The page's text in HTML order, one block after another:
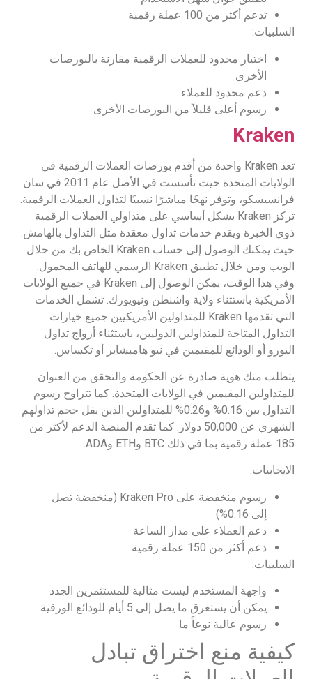
تدعم أكثر من 100 عملة رقمية
السلبيات:
اختيار محدود للعملات الرقمية مقارنة بالبورصات
الأخرى
دعم محدود للعملاء
رسوم أعلى قليلاً من البورصات الأخرى
Kraken
تعد Kraken واحدة من أقدم بورصات العملات الرقمية في
الولايات المتحدة حيث تأسست في الأصل عام 2011 في سان
فرانسيسكو، وتوفر نهجًا مباشرًا نسبيًا لتداول العملات الرقمية.
تركز Kraken بشكل أساسي على متداولي العملات الرقمية
ذوي الخبرة ويقدم خدمات تداول معقدة مثل التداول بالهامش.
حيث يمكنك الوصول إلى حساب Kraken الخاص بك من خلال
الويب ومن خلال تطبيق Kraken الرسمي للهاتف المحمول.
وفي هذا الوقت، يمكن الوصول إلى Kraken في جميع الولايات
الأمريكية باستثناء ولاية واشنطن ونيويورك. تشمل الخدمات
التي تقدمها Kraken للمتداولين الأمريكيين جميع خيارات
التداول المتاحة للمتداولين الدوليين، باستثناء أزواج تداول
اليورو أو الودائع للمقيمين في نيو هامبشاير أو تكساس.
يتطلب منك هوية صادرة عن الحكومة والتحقق من العنوان
للمتداولين المقيمين في الولايات المتحدة. كما تتراوح رسوم
التداول بين 0.16% و0.26% للمتداولين الذين يقل حجم تداولهم
الشهري عن 50,000 دولار. كما تقدم المنصة الدعم لأكثر من
185 عملة رقمية بما في ذلك BTC وETH وADA.
الايجابيات:
رسوم منخفضة على Kraken Pro (منخفضة تصل
إلى 0.16%)
دعم العملاء على مدار الساعة
دعم أكثر من 150 عملة رقمية
السلبيات:
واجهة المستخدم ليست مثالية للمستثمرين الجدد
يمكن أن يستغرق ما يصل إلى 5 أيام للودائع الورقية
رسوم عالية نوعاً ما
كيفية منع اختراق تبادل